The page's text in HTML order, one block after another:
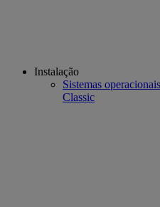
Instalação
Sistemas
Classic